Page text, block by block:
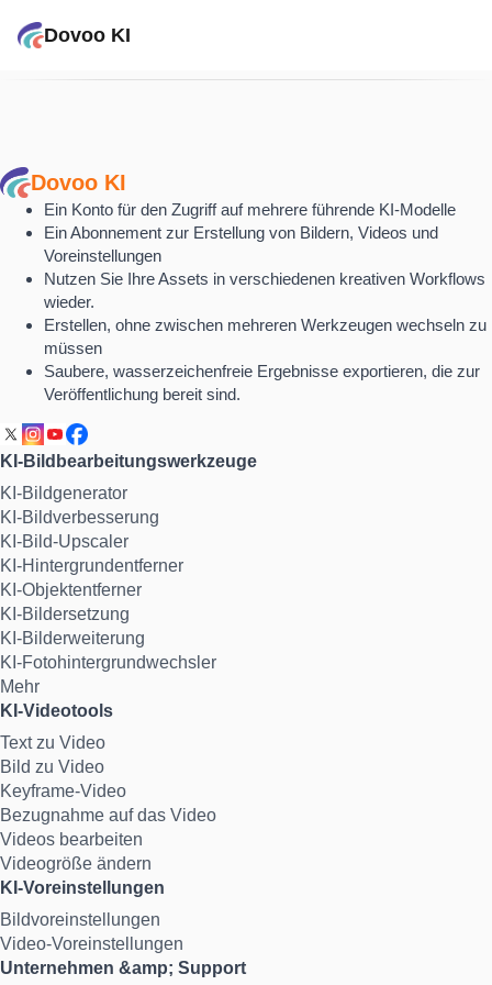
Dovoo KI
Dovoo KI
Ein Konto für den Zugriff auf mehrere führende KI-Modelle
Ein Abonnement zur Erstellung von Bildern, Videos und
Voreinstellungen
Nutzen Sie Ihre Assets in verschiedenen kreativen Workflows
wieder.
Erstellen, ohne zwischen mehreren Werkzeugen wechseln zu
müssen
Saubere, wasserzeichenfreie Ergebnisse exportieren, die zur
Veröffentlichung bereit sind.
KI-Bildbearbeitungswerkzeuge
KI-Bildgenerator
KI-Bildverbesserung
KI-Bild-Upscaler
KI-Hintergrundentferner
KI-Objektentferner
KI-Bildersetzung
KI-Bilderweiterung
KI-Fotohintergrundwechsler
Mehr
KI-Videotools
Text zu Video
Bild zu Video
Keyframe-Video
Bezugnahme auf das Video
Videos bearbeiten
Videogröße ändern
KI-Voreinstellungen
Bildvoreinstellungen
Video-Voreinstellungen
Unternehmen &amp; Support